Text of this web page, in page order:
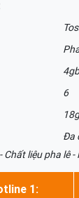
6
18g
Đa
Chất liệu pha lê -
1: